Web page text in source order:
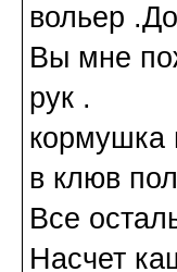
вольер
Вы мне
рук .
кормушка
в клюв
Все
Насчет